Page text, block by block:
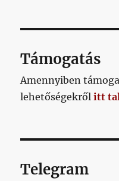
Facebookra
és
pontok
című
Támogatás
Amennyiben
lehetőségekrőlitt
Telegram